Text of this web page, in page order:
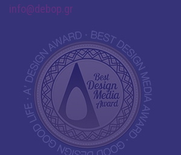
info@debop.gr